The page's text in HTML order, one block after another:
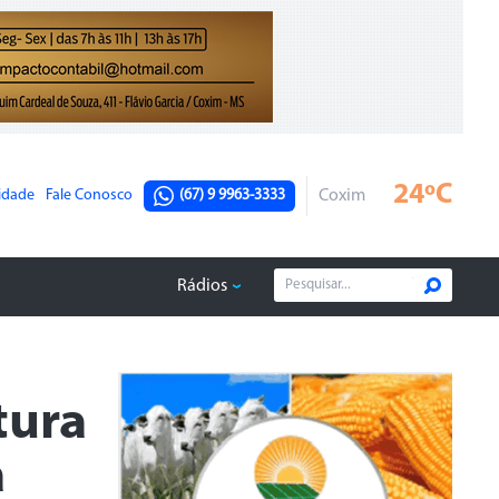
Fale Conosco (67) 9 9963-3333 Coxim 24ºC
Rádios